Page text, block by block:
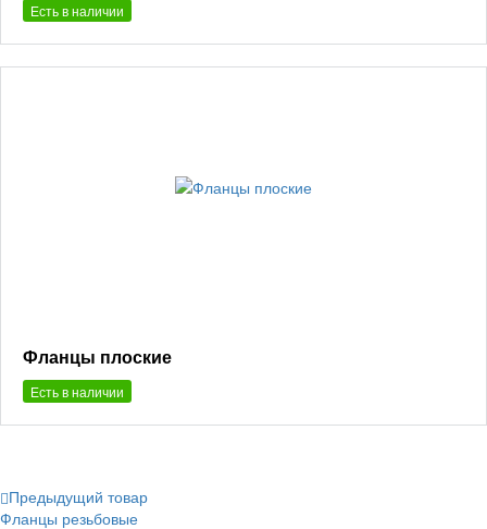
Есть в наличии
Фланцы плоские
Есть в наличии
Предыдущий товар
Фланцы резьбовые